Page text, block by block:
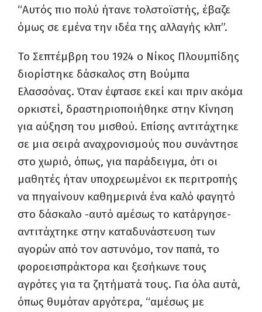
“Αυτός πιο πολύ ήτανε τολστοϊστής, έβαζε
όμως σε εμένα την ιδέα της αλλαγής κλπ”.
Το Σεπτέμβρη του 1924 ο Νίκος Πλουμπίδης
διορίστηκε δάσκαλος στη Βούμπα
Ελασσόνας. Όταν έφτασε εκεί και πριν ακόμα
ορκιστεί, δραστηριοποιήθηκε στην Κίνηση
για αύξηση του μισθού. Επίσης αντιτάχτηκε
σε μια σειρά αναχρονισμούς που συνάντησε
στο χωριό, όπως, για παράδειγμα, ότι οι
μαθητές ήταν υποχρεωμένοι εκ περιτροπής
να πηγαίνουν καθημερινά ένα καλό φαγητό
στο δάσκαλο -αυτό αμέσως το κατάργησε-
αντιτάχτηκε στην καταδυνάστευση των
αγορών από τον αστυνόμο, τον παπά, το
φοροεισπράκτορα και ξεσήκωνε τους
αγρότες για τα ζητήματά τους. Για όλα αυτά,
όπως θυμόταν αργότερα, “αμέσως με